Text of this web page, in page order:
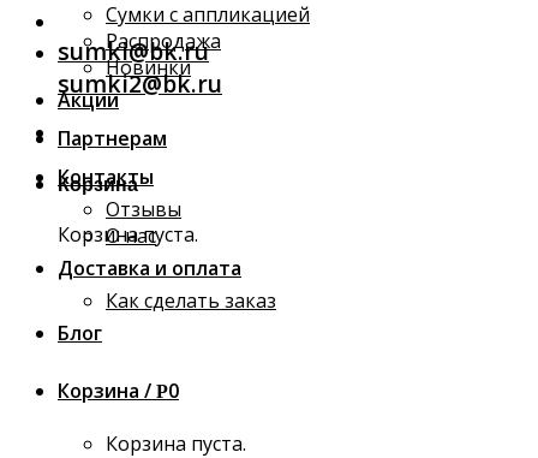
sumki@bk.ru
sumki2@bk.ru
Корзина
Корзина пуста.
Сумки с аппликацией
Распродажа
Новинки
Акции
Партнерам
Контакты
Отзывы
О нас
Доставка и оплата
Как сделать заказ
Блог
Корзина / Р0
Корзина пуста.